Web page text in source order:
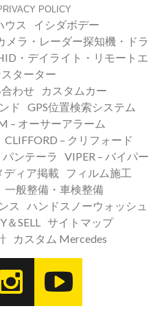
POLICY
ウス
イシダボデー
メラ・レーダー探知機・ドラ
・デイライト・リモートエ
ターター
わせ
カスタムカー
ド
GPS位置検索システム
– オーサーアラーム
CLIFFORD – クリフォード
パンテーラ
VIPER – バイパー
ディア掲載
フィルム施工
一般整備・車検整備
ス
ハンドスノーウォッシュ
＆SELL
サイトマップ
カスタム Mercedes